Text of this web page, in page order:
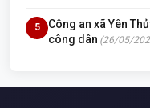
5
Công an xã Yên
công dân (26/05/